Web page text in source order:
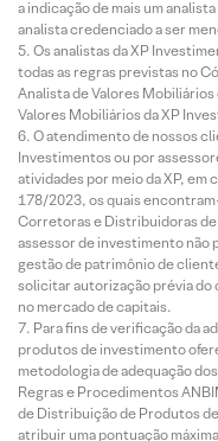
a indicação de mais um
analista credenciado a ser
Os analistas da XP
todas as regras previstas no
Analista de Valores
Valores Mobiliários da XP
O atendimento de nossos
Investimentos ou por
atividades por meio da XP, em
178/2023, os quais
Corretoras e Distribuidoras de
assessor de investimento não
gestão de patrimônio de
solicitar autorização prévia do
no mercado de capitais.
Para fins de verificação da
produtos de investimento
metodologia de adequação
Regras e Procedimentos
de Distribuição de Produtos
atribuir uma pontuação